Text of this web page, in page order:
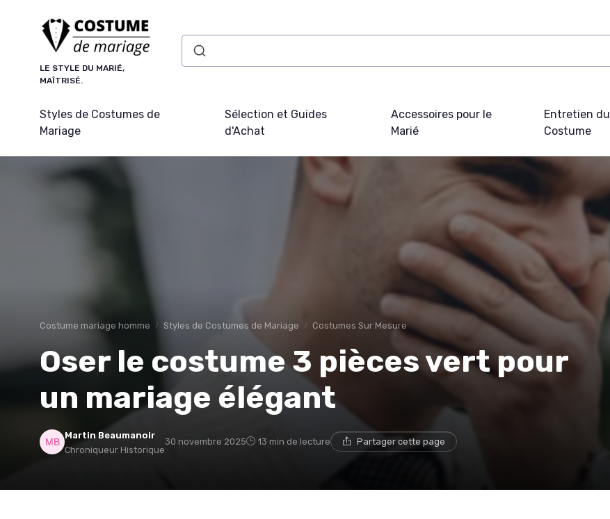
LE STYLE DU MARIÉ,
MAÎTRISÉ.
Styles de Costumes de
Mariage
Sélection et Guides
d'Achat
Accessoires pour le
Marié
Entretien du
Costume
Costume mariage homme Styles de Costumes de Mariage Costumes Sur Mesure
Oser le costume 3 pièces vert pour
un mariage élégant
Martin Beaumanoir
Chroniqueur Historique
30 novembre 2025 13 min de lecture Partager cette page